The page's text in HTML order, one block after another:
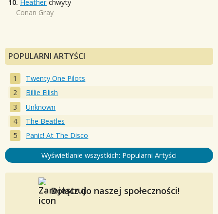
10. Heather chwyty
Conan Gray
POPULARNI ARTYŚCI
Twenty One Pilots
Billie Eilish
Unknown
The Beatles
Panic! At The Disco
Wyświetlanie wszystkich: Popularni Artyści
Dołącz do naszej społeczności!